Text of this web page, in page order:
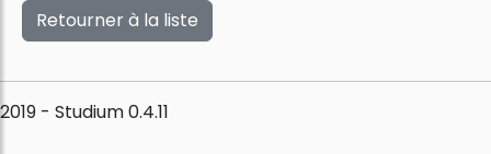
Retourner à la liste
2019 - Studium 0.4.11